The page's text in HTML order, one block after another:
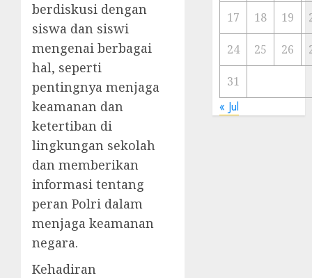
berdiskusi dengan
siswa dan siswi
mengenai berbagai
hal, seperti
pentingnya menjaga
keamanan dan
ketertiban di
lingkungan sekolah
dan memberikan
informasi tentang
peran Polri dalam
menjaga keamanan
negara.
Kehadiran
17 18 19
24 25 26
31
« Jul